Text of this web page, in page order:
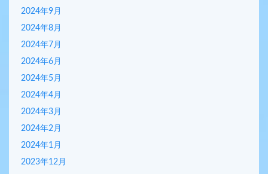
2024年9月
2024年8月
2024年7月
2024年6月
2024年5月
2024年4月
2024年3月
2024年2月
2024年1月
2023年12月